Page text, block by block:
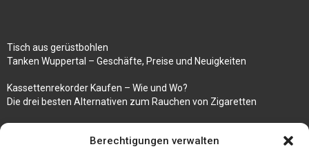
Berechtigungen verwalten
Tisch aus gerüstbohlen
Tanken Wuppertal – Geschäfte, Preise und Neuigkeiten
Kassettenrekorder Kaufen – Wie und Wo?
Die drei besten Alternativen zum Rauchen von Zigaretten
Rezepte für gekochte Süßkartoffeln